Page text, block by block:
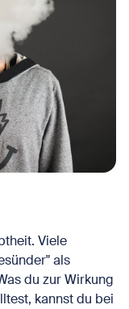
Viele
als
du zur Wirkung
kannst du bei